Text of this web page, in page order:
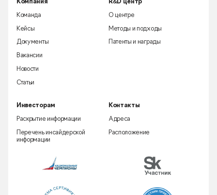
Компания
Команда
Кейсы
Документы
Вакансии
Новости
Статьи
R&D центр
О центре
Методы и подходы
Патенты и награды
Инвесторам
Раскрытие информации
Перечень инсайдерской
информации
Контакты
Адреса
Расположение